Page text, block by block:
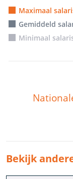
Maximaal
Gemiddeld
Minimaal
Bekijk